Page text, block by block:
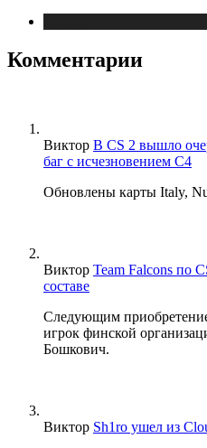
Комментарии
Виктор В CS 2 вышло
баг с исчезновением C4
Обновлены карты Italy,
Виктор Team Falcons по
составе
Следующим
игрок финской
Бошкович.
Виктор Sh1ro ушел из